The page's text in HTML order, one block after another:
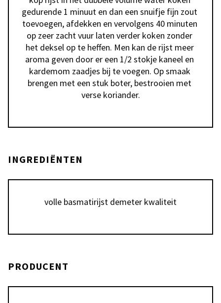
gedurende 1 minuut en dan een snuifje fijn zout
toevoegen, afdekken en vervolgens 40 minuten
op zeer zacht vuur laten verder koken zonder
het deksel op te heffen. Men kan de rijst meer
aroma geven door er een 1/2 stokje kaneel en
kardemom zaadjes bij te voegen. Op smaak
brengen met een stuk boter, bestrooien met
verse koriander.
INGREDIËNTEN
volle basmatirijst demeter kwaliteit
PRODUCENT